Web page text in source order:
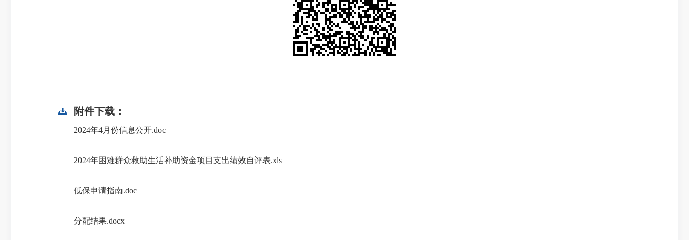
附件下载：
2024年4月份信息公开.doc
2024年困难群众救助生活补助资金项目支出绩效自评表.xls
低保申请指南.doc
分配结果.docx